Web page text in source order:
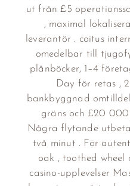
ut från £5
, maximal
leverantör . coitus
omedelbar till
plånböcker, 1–4
Day för retas ,
bankbyggnad
gräns och £20
Några flytande
två minut . För
oak , toothed wheel
casino-upplevelser